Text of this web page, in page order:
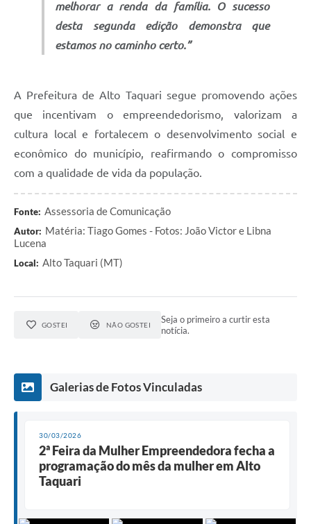
melhorar a renda da família. O sucesso
desta segunda edição demonstra que
estamos no caminho certo.”
A Prefeitura de Alto Taquari segue promovendo ações
que incentivam o empreendedorismo, valorizam a
cultura local e fortalecem o desenvolvimento social e
econômico do município, reafirmando o compromisso
com a qualidade de vida da população.
Fonte: Assessoria de Comunicação
Autor: Matéria: Tiago Gomes - Fotos: João Victor e Libna
Lucena
Local: Alto Taquari (MT)
GOSTEI NÃO GOSTEI
Seja o primeiro a curtir esta
notícia.
Galerias de Fotos Vinculadas
30/03/2026
2ª Feira da Mulher Empreendedora fecha a
programação do mês da mulher em Alto
Taquari